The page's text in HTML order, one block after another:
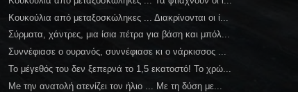
Κουκούλια από μεταξοσκώληκες ... Διακρίνονται οι ί...
Σύρματα, χάντρες, μια ίσια πέτρα για βάση και μπόλ...
Συννέφιασε ο ουρανός, συννέφιασε κι ο νάρκισσος ...
Το μέγεθός του δεν ξεπερνά το 1,5 εκατοστό! Το χρώ...
Me την ανατολή ατενίζει τον ήλιο ... Mε τη δύση με...